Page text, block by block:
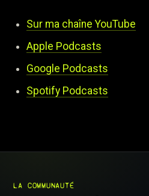
Sur ma chaîne YouTube
Apple Podcasts
Google Podcasts
Spotify Podcasts
LA COMMUNAUTÉ